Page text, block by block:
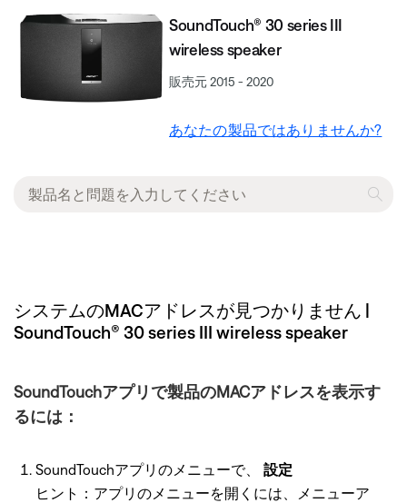
SoundTouch® 30 series III
wireless speaker
販売元 2015 - 2020
あなたの製品ではありませんか?
システムのMACアドレスが見つかりません |
SoundTouch® 30 series III wireless speaker
SoundTouchアプリで製品のMACアドレスを表示す
るには：
SoundTouchアプリのメニューで、 設定
ヒント：アプリのメニューを開くには、メニューア